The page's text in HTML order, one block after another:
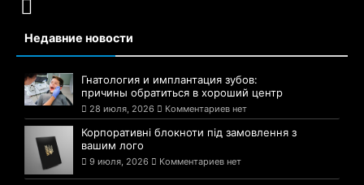
Недавние новости
Гнатология и имплантация зубов:
причины обратиться в хороший центр
28 июля, 2026 Комментариев нет
Корпоративні блокноти під замовлення з
вашим лого
9 июля, 2026 Комментариев нет